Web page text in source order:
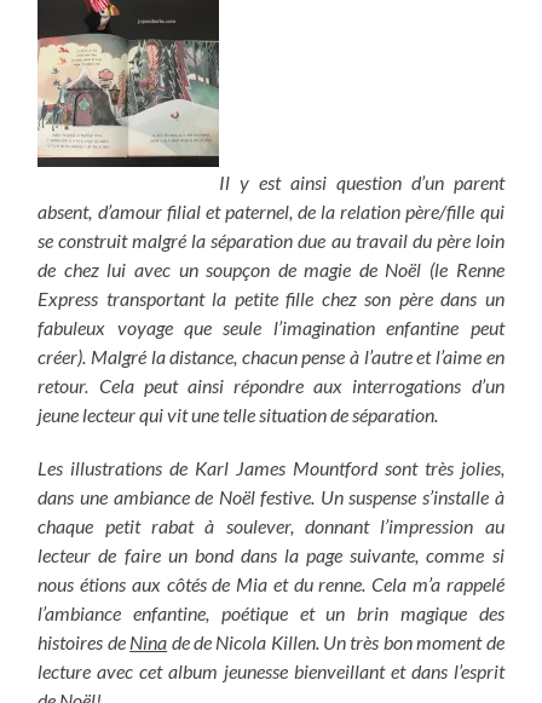
Il y est ainsi question d’un parent
absent, d’amour filial et paternel, de la relation père/fille qui
se construit malgré la séparation due au travail du père loin
de chez lui avec un soupçon de magie de Noël (le Renne
Express transportant la petite fille chez son père dans un
fabuleux voyage que seule l’imagination enfantine peut
créer). Malgré la distance, chacun pense à l’autre et l’aime en
retour. Cela peut ainsi répondre aux interrogations d’un
jeune lecteur qui vit une telle situation de séparation.
Les illustrations de Karl James Mountford sont très jolies,
dans une ambiance de Noël festive. Un suspense s’installe à
chaque petit rabat à soulever, donnant l’impression au
lecteur de faire un bond dans la page suivante, comme si
nous étions aux côtés de Mia et du renne. Cela m’a rappelé
l’ambiance enfantine, poétique et un brin magique des
histoires de Nina de de Nicola Killen. Un très bon moment de
lecture avec cet album jeunesse bienveillant et dans l’esprit